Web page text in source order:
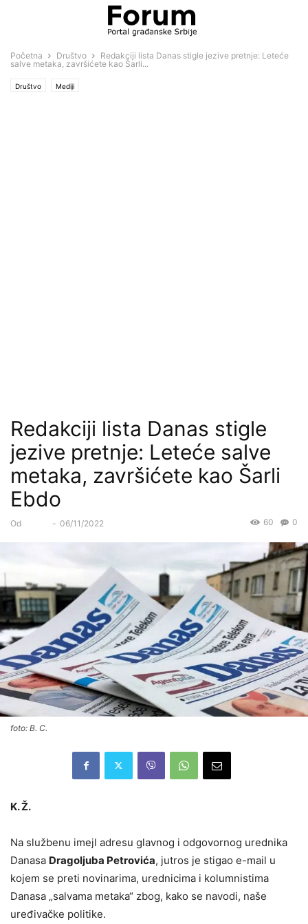
Početna Društvo
Redakciji lista Danas stigle jezive pretnje: Leteće
salve metaka, završićete kao Šarli...
Društvo Mediji
Redakciji lista Danas stigle
jezive pretnje: Leteće salve
metaka, završićete kao Šarli
Ebdo
Od - 06/11/2022 0
60
foto: B. C.
K. Ž.
Na službenu imejl adresu glavnog i odgovornog urednika
Danasa Dragoljuba Petrovića, jutros je stigao e-mail u
kojem se preti novinarima, urednicima i kolumnistima
Danasa „salvama metaka“ zbog, kako se navodi, naše
uređivačke politike.